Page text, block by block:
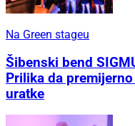
Na Green stageu
Šibenski bend
Prilika da
uratke